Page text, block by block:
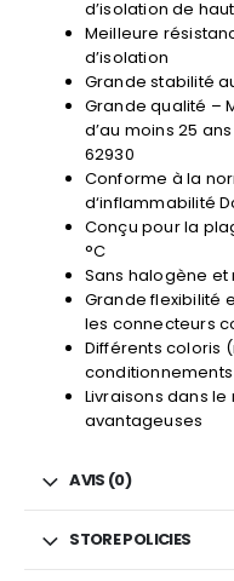
d’isolation de
Meilleure
d’isolation
Grande stabilité
Grande qualité –
d’au moins 25
62930
Conforme à la
d‘inflammabilité
Conçu pour la
°C
Sans halogène et
Grande flexibilité
les connecteurs
Différents coloris
conditionnements
Livraisons dans
avantageuses
AVIS (0)
STORE POLICIES